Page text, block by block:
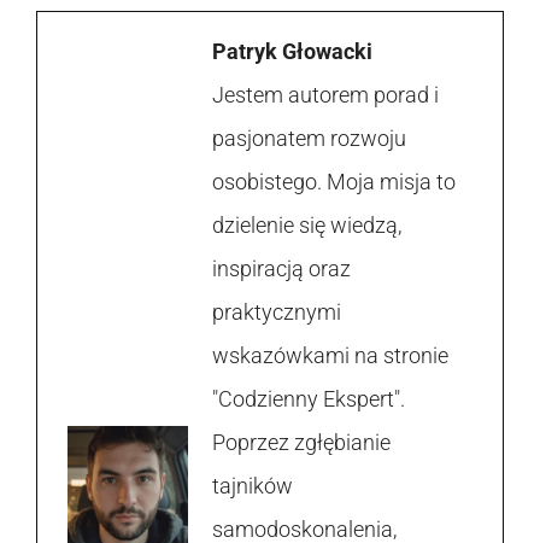
Patryk Głowacki
Jestem autorem porad i
pasjonatem rozwoju
osobistego. Moja misja to
dzielenie się wiedzą,
inspiracją oraz
praktycznymi
wskazówkami na stronie
"Codzienny Ekspert".
Poprzez zgłębianie
tajników
samodoskonalenia,